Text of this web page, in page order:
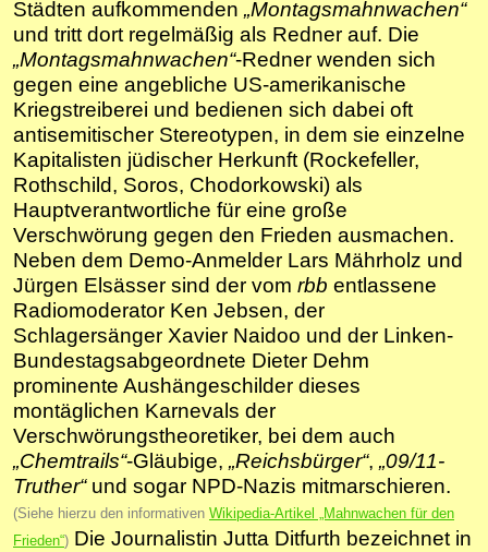
Städten aufkommenden „Montagsmahnwachen“
und tritt dort regelmäßig als Redner auf. Die
„Montagsmahnwachen“-Redner wenden sich
gegen eine angebliche US-amerikanische
Kriegstreiberei und bedienen sich dabei oft
antisemitischer Stereotypen, in dem sie einzelne
Kapitalisten jüdischer Herkunft (Rockefeller,
Rothschild, Soros, Chodorkowski) als
Hauptverantwortliche für eine große
Verschwörung gegen den Frieden ausmachen.
Neben dem Demo-Anmelder Lars Mährholz und
Jürgen Elsässer sind der vom rbb entlassene
Radiomoderator Ken Jebsen, der
Schlagersänger Xavier Naidoo und der Linken-
Bundestagsabgeordnete Dieter Dehm
prominente Aushängeschilder dieses
montäglichen Karnevals der
Verschwörungstheoretiker, bei dem auch
„Chemtrails“-Gläubige, „Reichsbürger“, „09/11-
Truther“und sogar NPD-Nazis mitmarschieren.
(Siehe hierzu den informativen Wikipedia-Artikel „Mahnwachen für den
Frieden“) Die Journalistin Jutta Ditfurth bezeichnet in